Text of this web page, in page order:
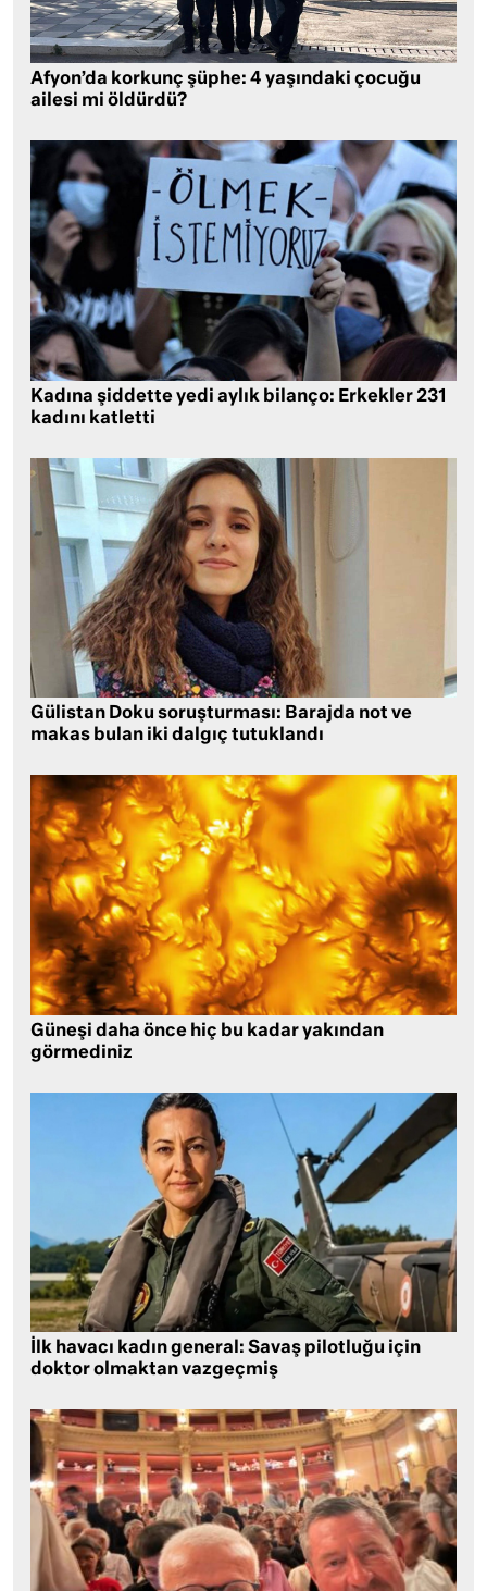
Afyon’da korkunç şüphe: 4 yaşındaki çocuğu
ailesi mi öldürdü?
Kadına şiddette yedi aylık bilanço: Erkekler 231
kadını katletti
Gülistan Doku soruşturması: Barajda not ve
makas bulan iki dalgıç tutuklandı
Güneşi daha önce hiç bu kadar yakından
görmediniz
İlk havacı kadın general: Savaş pilotluğu için
doktor olmaktan vazgeçmiş